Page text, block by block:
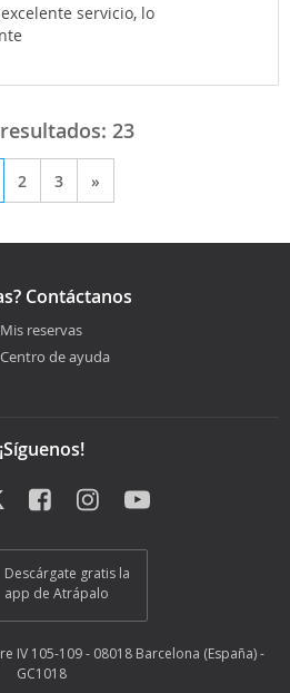
servicio, lo
23
2 3 »
Contáctanos
Mis reservas
de ayuda
¡Síguenos!
Descárgate gratis la
app de Atrápalo
IV 105-109 - 08018 Barcelona (España) -
GC1018